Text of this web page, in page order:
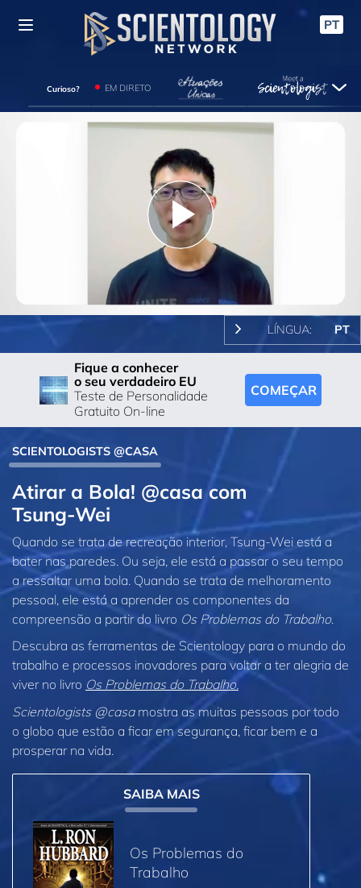
PT
Curioso? EM DIRETO
Play
Video
LÍNGUA: PT
Fique a conhecer
o seu verdadeiro EU
Teste de Personalidade
Gratuito On-line
COMEÇAR
SCIENTOLOGISTS @CASA
Atirar a Bola! @casa com
Tsung‑Wei
Quando se trata de recreação interior, Tsung‑Wei está a
bater nas paredes. Ou seja, ele está a passar o seu tempo
a ressaltar uma bola. Quando se trata de melhoramento
pessoal, ele está a aprender os componentes da
compreensão a partir do livro Os Problemas do Trabalho.
Descubra as ferramentas de Scientology para o mundo do
trabalho e processos inovadores para voltar a ter alegria de
viver no livro Os Problemas do Trabalho.
Scientologists @casamostra as muitas pessoas por todo
o globo que estão a ficar em segurança, ficar bem e a
prosperar na vida.
SAIBA MAIS
Os Problemas do
Trabalho